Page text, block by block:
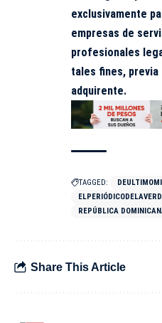
exclusivamente
empresas de
profesionales
tales fines,
adquirente.
TAGGED:
REPÚBLICA
Share This Article